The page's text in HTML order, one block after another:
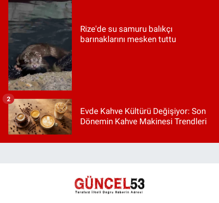
Rize'de su samuru balıkçı
barınaklarını mesken tuttu
Evde Kahve Kültürü Değişiyor: Son
Dönemin Kahve Makinesi Trendleri
2